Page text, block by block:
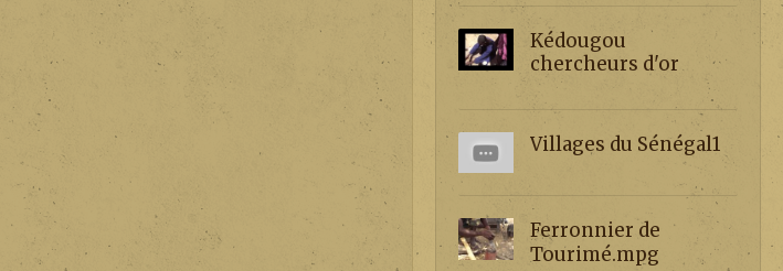
Kédougou
chercheurs d'or
Villages du Sénégal1
Ferronnier de
Tourimé.mpg